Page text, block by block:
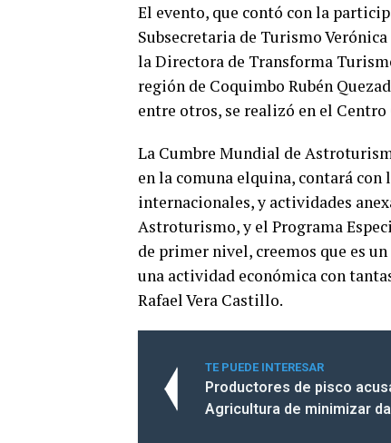
El evento, que contó con la
Subsecretaria de Turismo
la Directora de Transforma
región de Coquimbo Rubén
entre otros, se realizó en el
La Cumbre Mundial de
en la comuna elquina, contará
internacionales, y actividades
Astroturismo, y el Programa
de primer nivel, creemos que es
una actividad económica con
Rafael Vera Castillo.
TE PUEDE INTERESAR
Productores de pisco
Agricultura de minimizar